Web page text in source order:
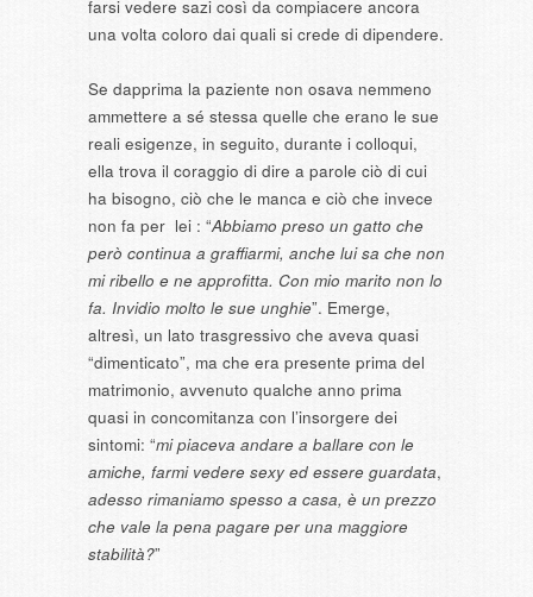
farsi vedere sazi così da compiacere ancora
una volta coloro dai quali si crede di dipendere.
Se dapprima la paziente non osava nemmeno
ammettere a sé stessa quelle che erano le sue
reali esigenze, in seguito, durante i colloqui,
ella trova il coraggio di dire a parole ciò di cui
ha bisogno, ciò che le manca e ciò che invece
non fa per lei : “Abbiamo preso un gatto che
però continua a graffiarmi, anche lui sa che non
mi ribello e ne approfitta. Con mio marito non lo
fa. Invidio molto le sue unghie”. Emerge,
altresì, un lato trasgressivo che aveva quasi
“dimenticato”, ma che era presente prima del
matrimonio, avvenuto qualche anno prima
quasi in concomitanza con l’insorgere dei
sintomi: “mi piaceva andare a ballare con le
amiche, farmi vedere sexy ed essere guardata,
adesso rimaniamo spesso a casa, è un prezzo
che vale la pena pagare per una maggiore
stabilità?”